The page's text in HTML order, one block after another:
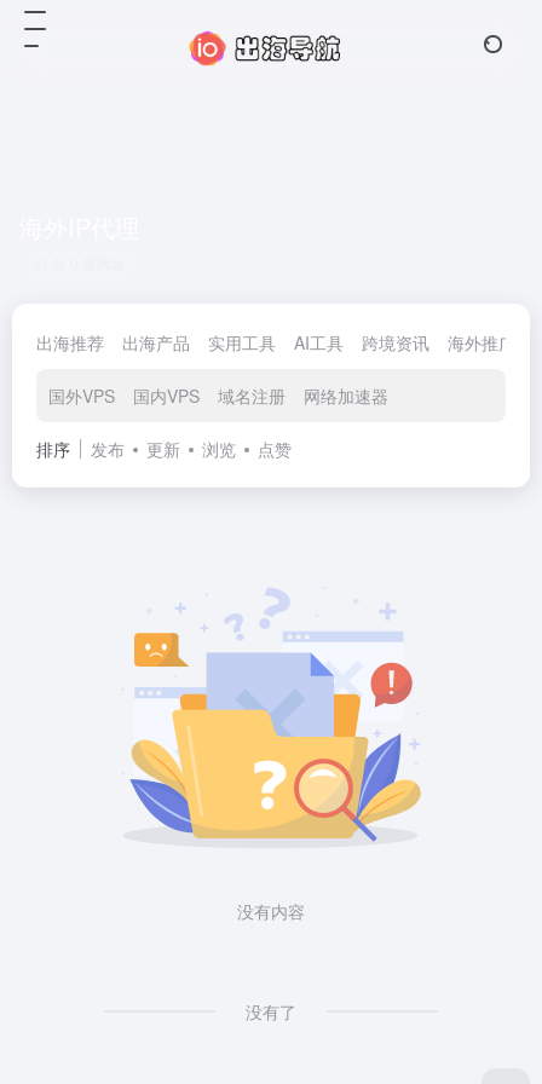
出海推荐 出海产品 实用工具 AI工具 跨境资讯 海外推广
国外VPS 国内VPS 域名注册 网络加速器
排序 发布 更新 浏览 点赞
没有内容
没有了